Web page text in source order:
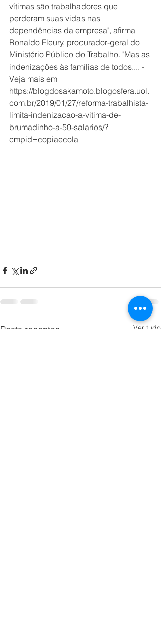
vítimas são trabalhadores que
perderam suas vidas nas
dependências da empresa", afirma
Ronaldo Fleury, procurador-geral do
Ministério Público do Trabalho. "Mas as
indenizações às famílias de todos.... -
Veja mais em
https://blogdosakamoto.blogosfera.uol.
com.br/2019/01/27/reforma-trabalhista-
limita-indenizacao-a-vitima-de-
brumadinho-a-50-salarios/?
cmpid=copiaecola
Posts recentes Ver tudo